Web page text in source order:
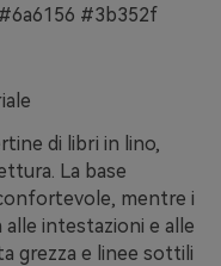
#3b352f
di libri in lino,
La base
mentre i
intestazioni e alle
grezza e linee sottili